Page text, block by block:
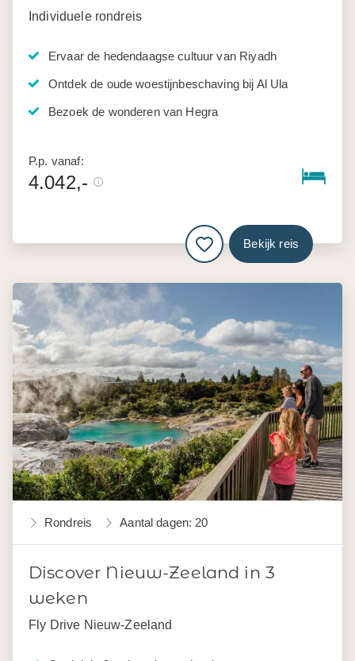
Individuele rondreis
Ervaar de hedendaagse cultuur van Riyadh
Ontdek de oude woestijnbeschaving bij Al Ula
Bezoek de wonderen van Hegra
P.p. vanaf:
4.042,-
Bekijk reis
Rondreis Aantal dagen: 20
Discover Nieuw-Zeeland in 3
weken
Fly Drive Nieuw-Zeeland